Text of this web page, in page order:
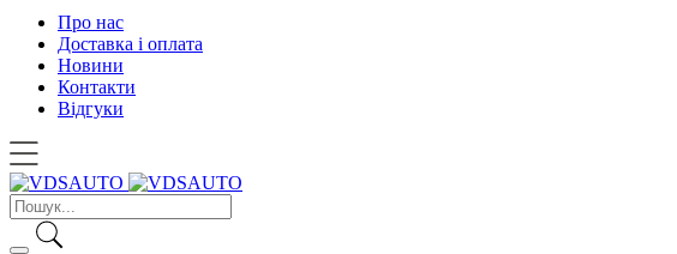
Про нас
Доставка і оплата
Новини
Контакти
Відгуки